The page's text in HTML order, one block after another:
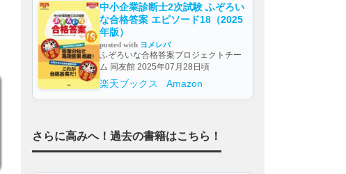
中小企業診断士2次試験 ふぞろい
な合格答案 エピソード18（2025
年版）
posted with ヨメレバ
ふぞろいな合格答案プロジェクトチー
ム 同友館 2025年07月28日頃
楽天ブックス Amazon
さらに高みへ！過去の書籍はこちら！